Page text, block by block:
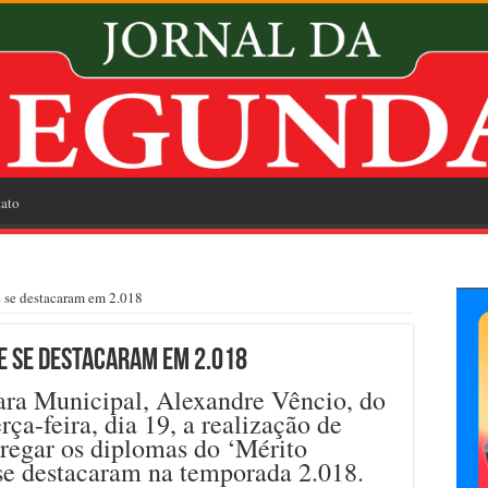
destacaram em 2.018
destacaram em 2.018
Municipal, Alexandre Vêncio, do
feira, dia 19, a realização de
os diplomas do ‘Mérito
destacaram na temporada 2.018.